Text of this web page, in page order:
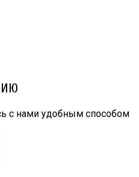
с нами удобным способом